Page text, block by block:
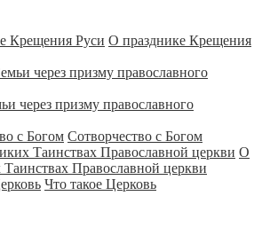
О празднике Крещения
через призму православного
Сотворчество с Богом
О
Православной церкви
Что такое Церковь